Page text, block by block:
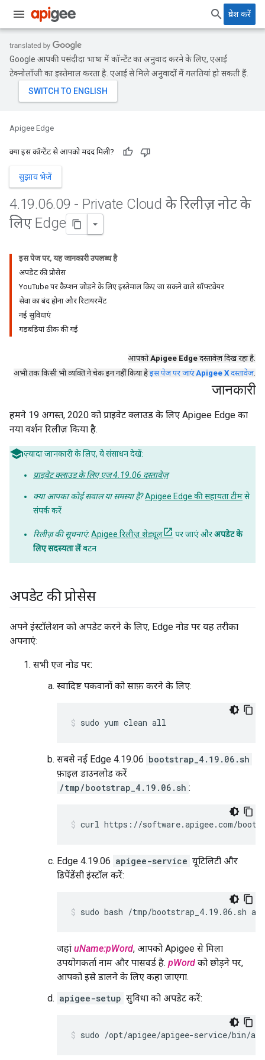
प्रवेश करें
Google आपकी पसंदीदा भाषा में कॉन्टेंट का अनुवाद करने के लिए, एआई
टेक्नोलॉजी का इस्तेमाल करता है. एआई से मिले अनुवादों में गलतियां हो सकती हैं.
Apigee Edge
क्या इस कॉन्टेंट से आपको मदद मिली?
सुझाव भेजें
4.19.06.09 - Private Cloud के रिलीज़ नोट के
लिए Edge
इस पेज पर, यह जानकारी उपलब्ध है
अपडेट की प्रोसेस
YouTube पर कैप्शन जोड़ने के लिए इस्तेमाल किए जा सकने वाले सॉफ़्टवेयर
सेवा का बंद होना और रिटायरमेंट
नई सुविधाएं
गड़बड़ियां ठीक की गईं
आपकोApigee Edge दस्तावेज़ दिख रहा है.
अभी तक किसी भी व्यक्ति ने चेक इन नहीं किया हैइस पेज पर जाएंApigee X दस्तावेज़.
जानकारी
हमने 19 अगस्त, 2020 को प्राइवेट क्लाउड के लिए Apigee Edge का
नया वर्शन रिलीज़ किया है.
ज़्यादा जानकारी के लिए, ये संसाधन देखें:
प्राइवेट क्लाउड के लिए एज 4.19.06 दस्तावेज़
क्या आपका कोई सवाल या समस्या है?Apigee Edge की सहायता टीमसे
संपर्क करें
रिलीज़ की सूचनाएं: Apigee रिलीज़ शेड्यूल पर जाएं औरअपडेट के
लिए सदस्यता लेंबटन
अपडेट की प्रोसेस
अपने इंस्टॉलेशन को अपडेट करने के लिए, Edge नोड पर यह तरीका
अपनाएं:
सभी एज नोड पर:
स्वादिष्ट पकवानों को साफ़ करने के लिए:
sudo yum clean all
सबसे नई Edge 4.19.06 bootstrap_4.19.06.sh
फ़ाइल डाउनलोड करें
/tmp/bootstrap_4.19.06.sh :
curl https://software.apigee.com/
Edge 4.19.06 apigee-service यूटिलिटी और
डिपेंडेंसी इंस्टॉल करें:
sudo bash /tmp/bootstrap_4.19.06.sh
जहां uName:pWord, आपको Apigee से मिला
उपयोगकर्ता नाम और पासवर्ड है. pWord को छोड़ने पर,
आपको इसे डालने के लिए कहा जाएगा.
apigee-setup सुविधा को अपडेट करें:
sudo /opt/apigee/apigee-service/bin/